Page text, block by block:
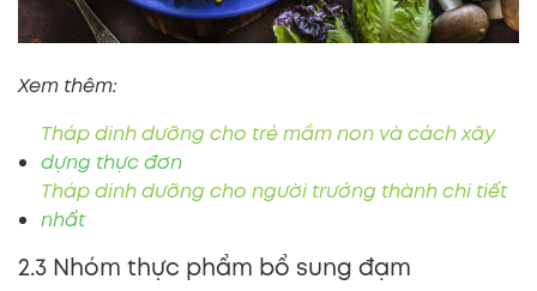
Xem thêm:
Tháp dinh dưỡng cho trẻ mầm non và cách xây
dựng thực đơn
Tháp dinh dưỡng cho người trưởng thành chi tiết
nhất
2.3 Nhóm thực phẩm bổ sung đạm